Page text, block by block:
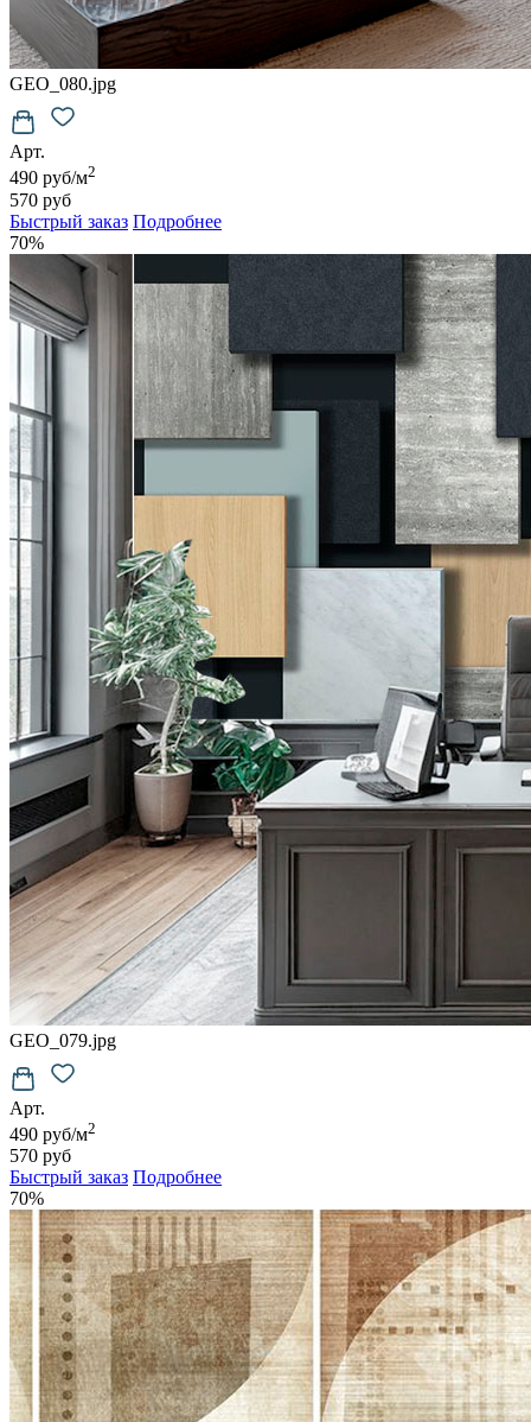
GEO_080.jpg
Арт.
490 руб/м2
570 руб
Быстрый заказ Подробнее
70%
GEO_079.jpg
Арт.
490 руб/м2
570 руб
Быстрый заказ Подробнее
70%